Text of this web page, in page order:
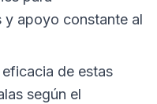
y apoyo constante al
de estas
según el